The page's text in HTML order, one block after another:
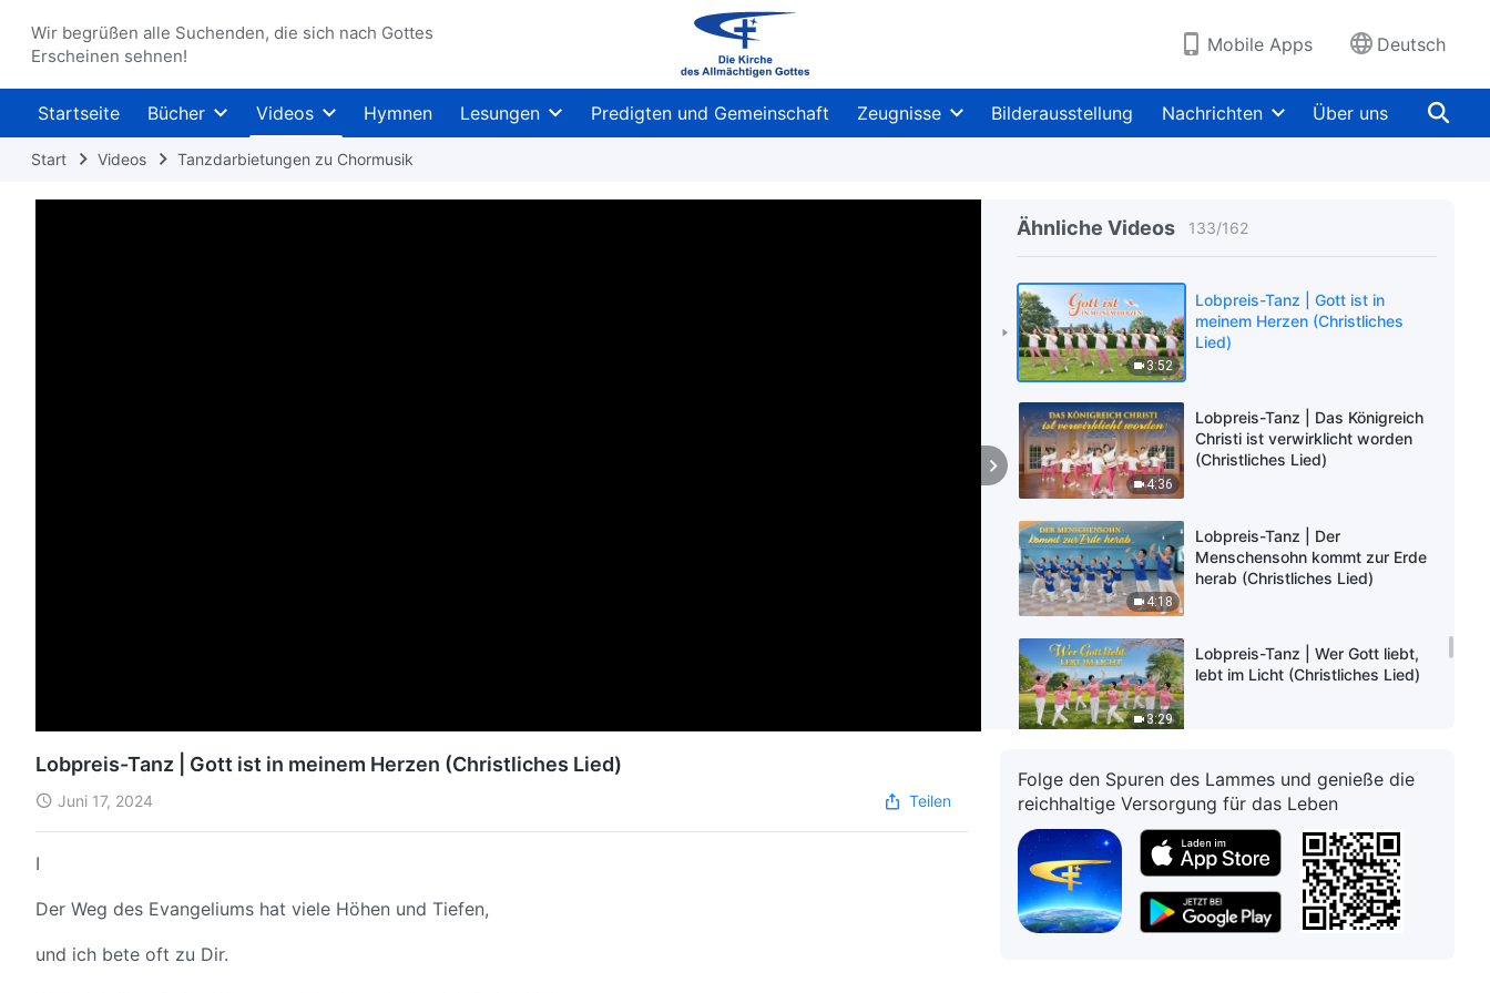
Wir begrüßen alle Suchenden, die sich nach Gottes
Erscheinen sehnen!
Mobile Apps Deutsch
Startseite Bücher Videos Hymnen Lesungen Predigten und Gemeinschaft Zeugnisse Bilderausstellung Nachrichten Über uns
Start Videos Tanzdarbietungen zu Chormusik
Ähnliche Videos 133/162
Frei und Befreit (Christliches
Lied)
zu Gott zu singen (Christliches
3:52
Lobpreis-Tanz | Gott ist in
meinem Herzen (Christliches
Lied)
4:36
Lobpreis-Tanz | Das Königreich
Christi ist verwirklicht worden
(Christliches Lied)
4:18
Lobpreis-Tanz | Der
Menschensohn kommt zur Erde
herab (Christliches Lied)
3:29
Lobpreis-Tanz | Wer Gott liebt,
lebt im Licht (Christliches Lied)
5:04
Lobpreis-Tanz | Der Herzen
Stimme eines geschaffenen
Wesens (Christliches Lied)
Lobpreis-Tanz | Wir haben das
Glück, Gott bei Seinem Kommen
zu begegnen (Christliches Lied)
Lobpreis-Tanz | Gott ist in meinem Herzen (Christliches Lied)
Juni 17, 2024 Teilen
I
Der Weg des Evangeliums hat viele Höhen und Tiefen,
und ich bete oft zu Dir.
Folge den Spuren des Lammes und genieße die
reichhaltige Versorgung für das Leben